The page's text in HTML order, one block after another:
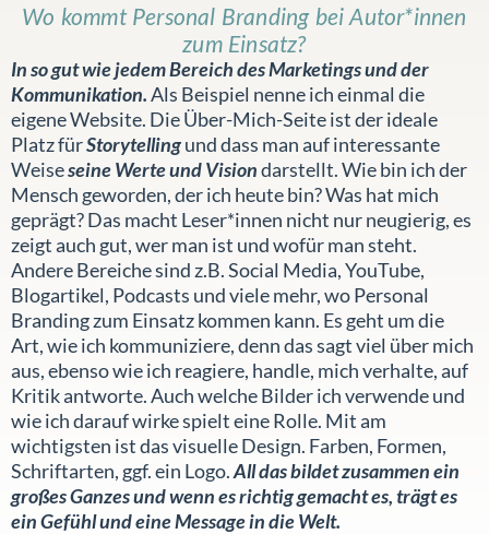
Wo kommt Personal Branding bei Autor*innen
zum Einsatz?
In so gut wie jedem Bereich des Marketings und der
Kommunikation.Als Beispiel nenne ich einmal die
eigene Website. Die Über-Mich-Seite ist der ideale
Platz fürStorytellingund dass man auf interessante
Weiseseine Werte und Visiondarstellt. Wie bin ich der
Mensch geworden, der ich heute bin? Was hat mich
geprägt? Das macht Leser*innen nicht nur neugierig, es
zeigt auch gut, wer man ist und wofür man steht.
Andere Bereiche sind z.B. Social Media, YouTube,
Blogartikel, Podcasts und viele mehr, wo Personal
Branding zum Einsatz kommen kann. Es geht um die
Art, wie ich kommuniziere, denn das sagt viel über mich
aus, ebenso wie ich reagiere, handle, mich verhalte, auf
Kritik antworte. Auch welche Bilder ich verwende und
wie ich darauf wirke spielt eine Rolle. Mit am
wichtigsten ist das visuelle Design. Farben, Formen,
Schriftarten, ggf. ein Logo.All das bildet zusammen ein
großes Ganzes und wenn es richtig gemacht es, trägt es
ein Gefühl und eine Message in die Welt.